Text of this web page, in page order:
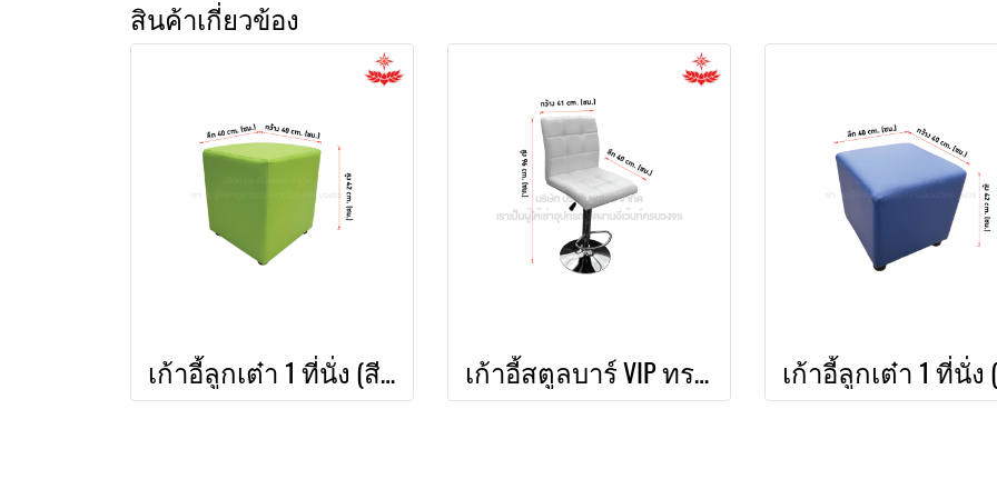
สินค้าเกี่ยวข้อง
เก้าอี้ลูกเต๋า 1 ที่นั่ง (สีเขียวอ่อน) เก้าอี้สตูลบาร์ VIP ทรงเหลี่ยม